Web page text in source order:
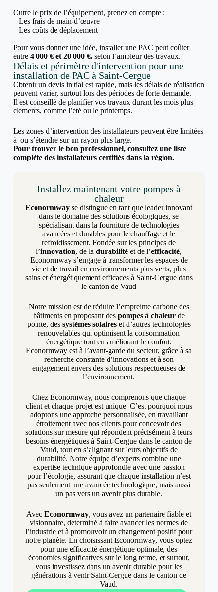
Outre le prix de l’équipement, prenez en compte :
– Les frais de main-d’œuvre
– Les coûts de déplacement
Pour vous donner une idée, installer une PAC peut coûter
entre 4 000 € et 20 000 €,selon l’ampleur des travaux.
Délais et périmètre d'intervention pour une
installation de PAC à Saint-Cergue
Obtenir un devis initial est rapide, mais les délais de réalisation
peuvent varier, surtout lors des périodes de forte demande.
Il est conseillé de planifier vos travaux durant les mois plus
cléments, comme l’été ou le printemps.
Les zones d’intervention des installateurs peuvent être limitées
à ou s’étendre sur un rayon plus large.
Pour trouver le bon professionnel, consultez une liste
complète des installateurs certifiés dans la région.
Installez maintenant votre pompes à
chaleur
Econormway se distingue en tant que leader innovant
dans le domaine des solutions écologiques, se
spécialisant dans la fourniture de technologies
avancées et durables pour le chauffage et le
refroidissement. Fondée sur les principes de
l’innovation, de ladurabilité et de l’efficacité,
Econormway s’engage à transformer les espaces de
vie et de travail en environnements plus verts, plus
sains et énergétiquement efficaces à Saint-Cergue dans
le canton de Vaud
Notre mission est de réduire l’empreinte carbone des
bâtiments en proposant des pompes à chaleurde
pointe, des systèmes solaireset d’autres technologies
renouvelables qui optimisent la consommation
énergétique tout en améliorant le confort.
Econormway est à l’avant-garde du secteur, grâce à sa
recherche constante d’innovations et à son
engagement envers des solutions respectueuses de
l’environnement.
Chez Econormway, nous comprenons que chaque
client et chaque projet est unique. C’est pourquoi nous
adoptons une approche personnalisée, en travaillant
étroitement avec nos clients pour concevoir des
solutions sur mesure qui répondent précisément à leurs
besoins énergétiques à Saint-Cergue dans le canton de
Vaud, tout en s’alignant sur leurs objectifs de
durabilité. Notre équipe d’experts combine une
expertise technique approfondie avec une passion
pour l’écologie, assurant que chaque installation n’est
pas seulement une avancée technologique, mais aussi
un pas vers un avenir plus durable.
AvecEconormway, vous avez un partenaire fiable et
visionnaire, déterminé à faire avancer les normes de
l’industrie et à promouvoir un changement positif pour
notre planète. En choisissant Econormway, vous optez
pour une efficacité énergétique optimale, des
économies significatives sur le long terme, et surtout,
vous investissez dans un avenir durable pour les
générations à venir Saint-Cergue dans le canton de
Vaud.